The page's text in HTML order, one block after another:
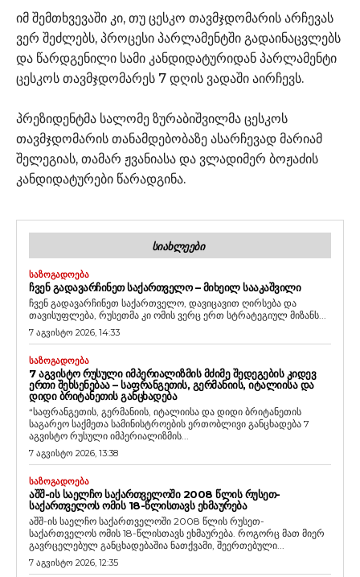
იმ შემთხვევაში კი, თუ ცესკო თავმჯდომარის არჩევას
ვერ შეძლებს, პროცესი პარლამენტში გადაინაცვლებს
და წარდგენილი სამი კანდიდატურიდან პარლამენტი
ცესკოს თავმჯდომარეს 7 დღის ვადაში აირჩევს.
პრეზიდენტმა სალომე ზურაბიშვილმა ცესკოს
თავმჯდომარის თანამდებობაზე ასარჩევად მარიამ
შელეგიას, თამარ ჟვანიასა და ვლადიმერ ბოჟაძის
კანდიდატურები წარადგინა.
ᲡᲘᲐᲮᲚᲔᲔᲑᲘ
ᲡᲐᲖᲝᲒᲐᲓᲝᲔᲑᲐ
ᲩᲕᲔᲜ ᲒᲐᲓᲐᲕᲐᲠᲩᲘᲜᲔᲗ ᲡᲐᲥᲐᲠᲗᲕᲔᲚᲝ – ᲛᲘᲮᲔᲘᲚ ᲡᲐᲐᲙᲐᲨᲕᲘᲚᲘ
ჩვენ გადავარჩინეთ საქართველო, დავიცავით ღირსება და
თავისუფლება, რუსეთმა კი ომის ვერც ერთ სტრატეგიულ მიზანს...
7 აგვისტო 2026, 14:33
ᲡᲐᲖᲝᲒᲐᲓᲝᲔᲑᲐ
7 ᲐᲒᲕᲘᲡᲢᲝ ᲠᲣᲡᲣᲚᲘ ᲘᲛᲞᲔᲠᲘᲐᲚᲘᲖᲛᲘᲡ ᲛᲫᲘᲛᲔ ᲨᲔᲓᲔᲒᲔᲑᲘᲡ ᲙᲘᲓᲔᲕ
ᲔᲠᲗᲘ ᲨᲔᲮᲡᲔᲜᲔᲑᲐᲐ – ᲡᲐᲤᲠᲐᲜᲒᲔᲗᲘᲡ, ᲒᲔᲠᲛᲐᲜᲘᲘᲡ, ᲘᲢᲐᲚᲘᲘᲡᲐ ᲓᲐ
ᲓᲘᲓᲘ ᲑᲠᲘᲢᲐᲜᲔᲗᲘᲡ ᲒᲐᲜᲪᲮᲐᲓᲔᲑᲐ
“საფრანგეთის, გერმანიის, იტალიისა და დიდი ბრიტანეთის
საგარეო საქმეთა სამინისტროების ერთობლივი განცხადება 7
აგვისტო რუსული იმპერიალიზმის...
7 აგვისტო 2026, 13:38
ᲡᲐᲖᲝᲒᲐᲓᲝᲔᲑᲐ
ᲐᲨᲨ-ᲘᲡ ᲡᲐᲔᲚᲩᲝ ᲡᲐᲥᲐᲠᲗᲕᲔᲚᲝᲨᲘ 2008 ᲬᲚᲘᲡ ᲠᲣᲡᲔᲗ-
ᲡᲐᲥᲐᲠᲗᲕᲔᲚᲝᲡ ᲝᲛᲘᲡ 18-ᲬᲚᲘᲡᲗᲐᲕᲡ ᲔᲮᲛᲐᲣᲠᲔᲑᲐ
აშშ-ის საელჩო საქართველოში 2008 წლის რუსეთ-
საქართველოს ომის 18-წლისთავს ეხმაურება. როგორც მათ მიერ
გავრცელებულ განცხადებაშია ნათქვამი, შეერთებული...
7 აგვისტო 2026, 12:35